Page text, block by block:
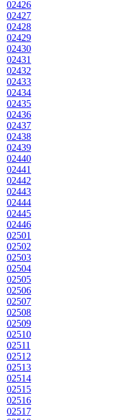
02426
02427
02428
02429
02430
02431
02432
02433
02434
02435
02436
02437
02438
02439
02440
02441
02442
02443
02444
02445
02446
02501
02502
02503
02504
02505
02506
02507
02508
02509
02510
02511
02512
02513
02514
02515
02516
02517